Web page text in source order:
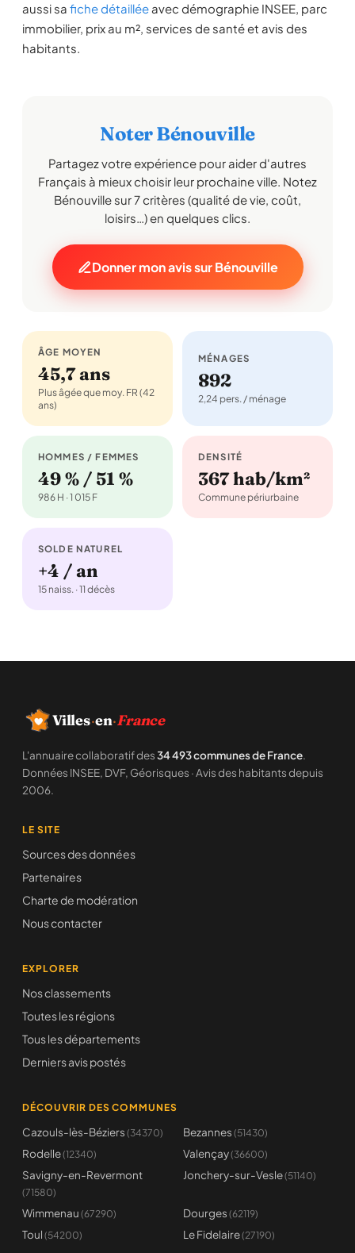
aussi sa fiche détaillée avec démographie INSEE, parc
immobilier, prix au m², services de santé et avis des
habitants.
Noter Bénouville
Partagez votre expérience pour aider d'autres
Français à mieux choisir leur prochaine ville. Notez
Bénouville sur 7 critères (qualité de vie, coût,
loisirs…) en quelques clics.
Donner mon avis sur Bénouville
ÂGE MOYEN
45,7 ans
Plus âgée que moy. FR (42
ans)
MÉNAGES
892
2,24 pers. / ménage
HOMMES / FEMMES
49 % / 51 %
986 H · 1 015 F
DENSITÉ
367 hab/km²
Commune périurbaine
SOLDE NATUREL
+4 / an
15 naiss. · 11 décès
Villes·en·France
L'annuaire collaboratif des34 493 communes de France.
Données INSEE, DVF, Géorisques · Avis des habitants depuis
2006.
LE SITE
Sources des données
Partenaires
Charte de modération
Nous contacter
EXPLORER
Nos classements
Toutes les régions
Tous les départements
Derniers avis postés
DÉCOUVRIR DES COMMUNES
Cazouls-lès-Béziers (34370) Bezannes (51430)
Rodelle(12340) Valençay(36600)
Savigny-en-Revermont
(71580)
Jonchery-sur-Vesle(51140)
Wimmenau (67290) Dourges (62119)
Toul (54200) Le Fidelaire(27190)